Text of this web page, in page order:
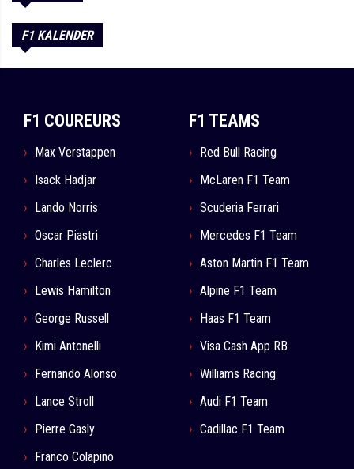
F1 KALENDER
F1 COUREURS
Max Verstappen
Isack Hadjar
Lando Norris
Oscar Piastri
Charles Leclerc
Lewis Hamilton
George Russell
Kimi Antonelli
Fernando Alonso
Lance Stroll
Pierre Gasly
Franco Colapino
F1 TEAMS
Red Bull Racing
McLaren F1 Team
Scuderia Ferrari
Mercedes F1 Team
Aston Martin F1 Team
Alpine F1 Team
Haas F1 Team
Visa Cash App RB
Williams Racing
Audi F1 Team
Cadillac F1 Team